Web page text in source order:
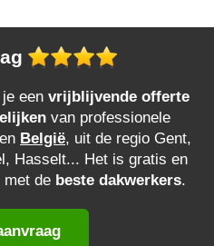
een vrijblijvende offerte
van professionele
en België, uit de regio Gent,
Hasselt... Het is gratis en
de beste dakwerkers.